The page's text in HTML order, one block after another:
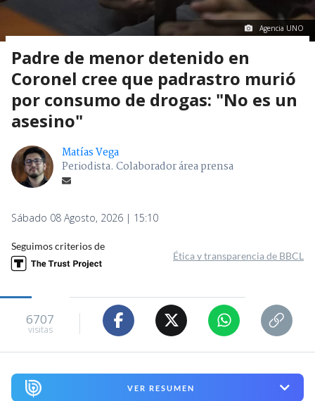
Agencia UNO
Padre de menor detenido en
Coronel cree que padrastro murió
por consumo de drogas: "No es un
asesino"
Matías Vega
Periodista. Colaborador área prensa
Sábado 08 Agosto, 2026 | 15:10
Seguimos criterios de
Ética y transparencia de BBCL
6707
visitas
VER RESUMEN